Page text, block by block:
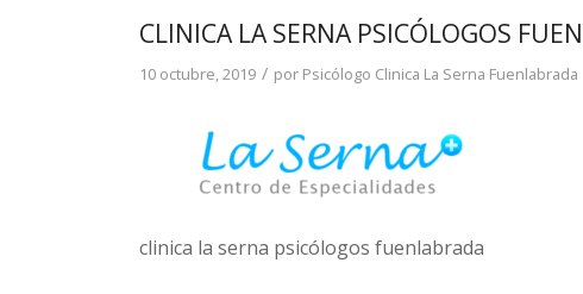
CLINICA LA SERNA PSICÓLOGOS
10 octubre, 2019 / por Psicólogo Clinica La Serna Fuenlabrada
clinica la serna psicólogos fuenlabrada